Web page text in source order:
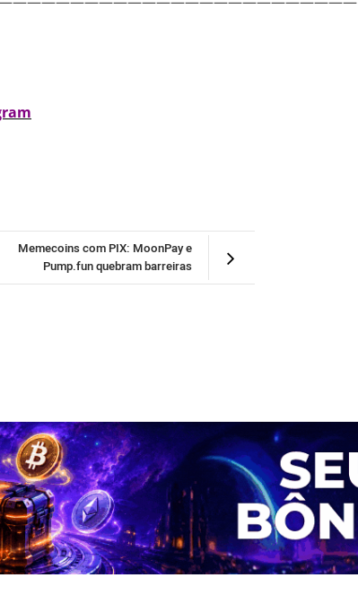
Memecoins com PIX: MoonPay e
Pump.fun quebram barreiras